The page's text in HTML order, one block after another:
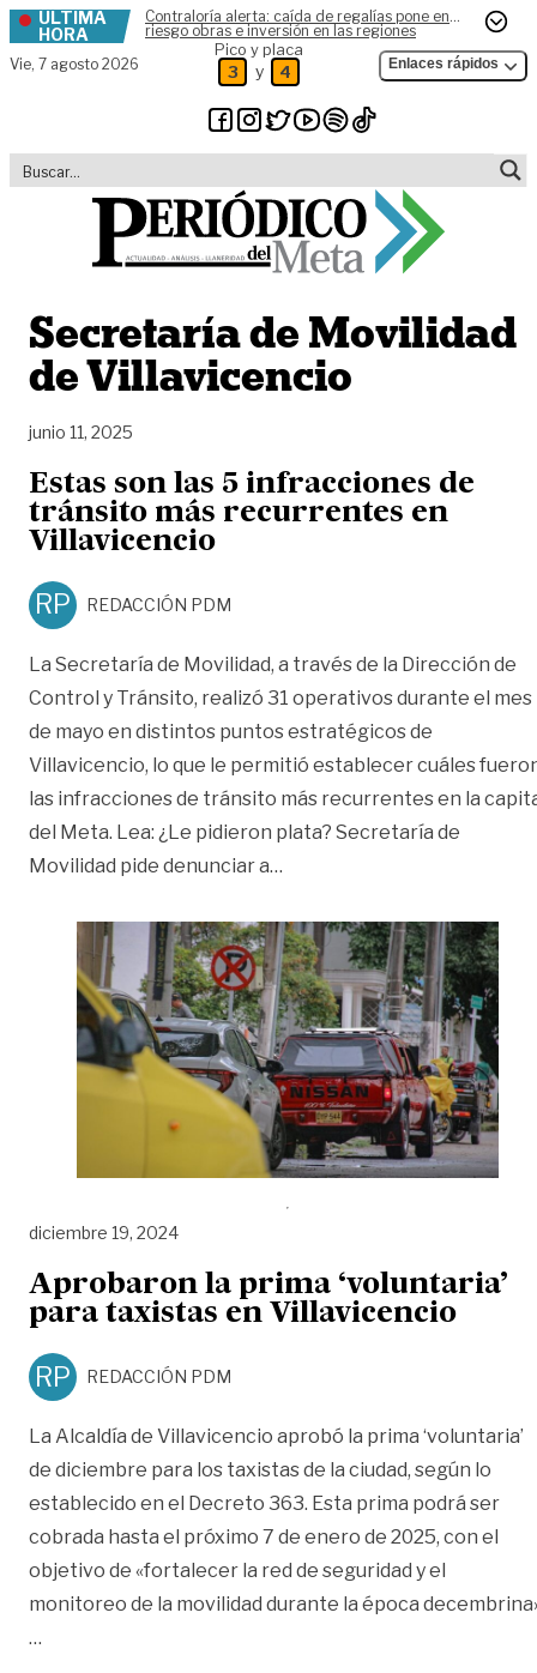
Skip to content
ÚLTIMA
HORA
Contraloría alerta: caída de regalías pone en
riesgo obras e inversión en las regiones
Vie, 7 agosto 2026
Pico y placa
3 y 4 Enlaces rápidos
Secretaría de Movilidad
de Villavicencio
junio 11, 2025
Estas son las 5 infracciones de
tránsito más recurrentes en
Villavicencio
RP REDACCIÓN PDM
La Secretaría de Movilidad, a través de la Dirección de
Control y Tránsito, realizó 31 operativos durante el mes
de mayo en distintos puntos estratégicos de
Villavicencio, lo que le permitió establecer cuáles
las infracciones de tránsito más recurrentes en la
del Meta. Lea: ¿Le pidieron plata? Secretaría de
Movilidad pide denunciar a…
diciembre 19, 2024
Aprobaron la prima ‘voluntaria’
para taxistas en Villavicencio
RP REDACCIÓN PDM
La Alcaldía de Villavicencio aprobó la prima ‘voluntaria’
de diciembre para los taxistas de la ciudad, según lo
establecido en el Decreto 363. Esta prima podrá ser
cobrada hasta el próximo 7 de enero de 2025, con el
objetivo de «fortalecer la red de seguridad y el
monitoreo de la movilidad durante la época
…